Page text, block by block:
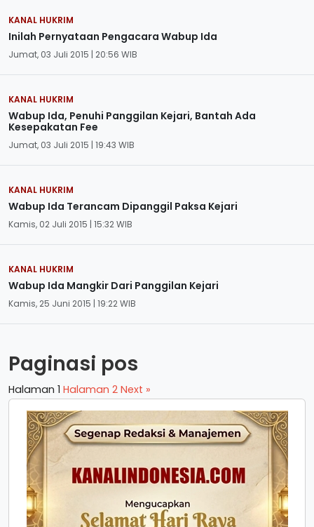
KANAL HUKRIM
Inilah Pernyataan Pengacara Wabup Ida
Jumat, 03 Juli 2015 | 20:56 WIB
KANAL HUKRIM
Wabup Ida, Penuhi Panggilan Kejari, Bantah Ada
Kesepakatan Fee
Jumat, 03 Juli 2015 | 19:43 WIB
KANAL HUKRIM
Wabup Ida Terancam Dipanggil Paksa Kejari
Kamis, 02 Juli 2015 | 15:32 WIB
KANAL HUKRIM
Wabup Ida Mangkir Dari Panggilan Kejari
Kamis, 25 Juni 2015 | 19:22 WIB
Paginasi pos
Halaman 1 Halaman 2 Next »